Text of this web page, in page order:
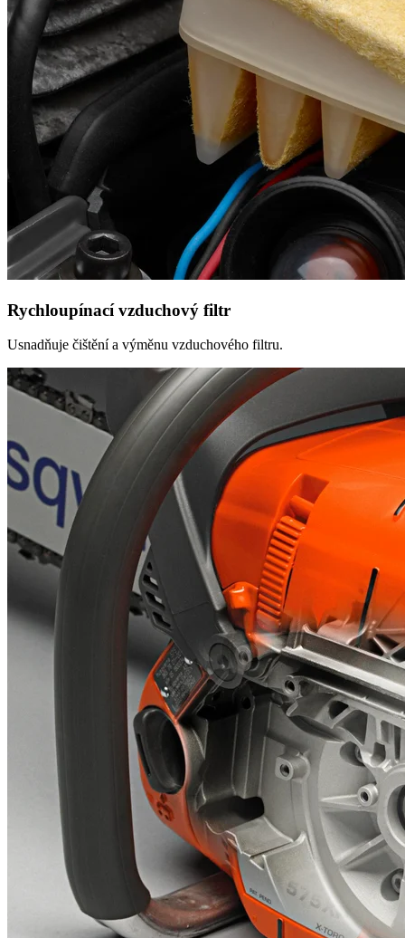
Rychloupínací vzduchový filtr
Usnadňuje čištění a výměnu vzduchového filtru.